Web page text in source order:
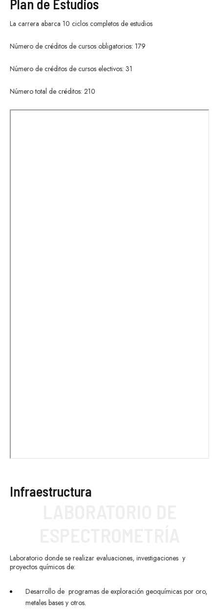
Plan de Estudios
La carrera abarca 10 ciclos completos de estudios
Número de créditos de cursos obligatorios: 179
Número de créditos de cursos electivos: 31
Número total de créditos: 210
Infraestructura
Laboratorio donde se realizar evaluaciones, investigaciones y
proyectos químicos de:
Desarrollo de programas de exploración geoquímicas por oro,
metales bases y otros.